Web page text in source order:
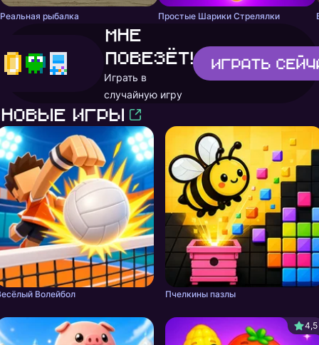
Реальная рыбалка Простые Шарики Стрелялки
Мне
повезёт!
Играть в
случайную игру
Играть
Новые игры
Волейбол Пчелкины пазлы
4,5